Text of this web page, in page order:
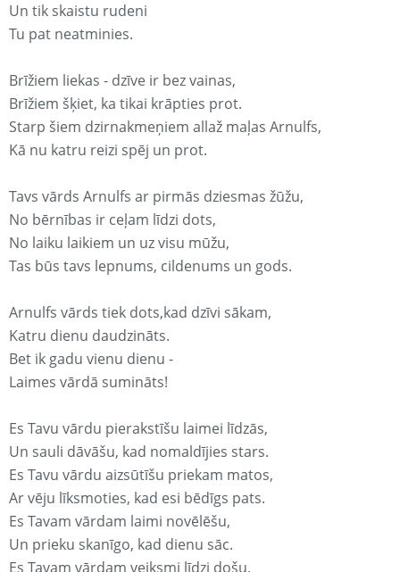
Un tik skaistu rudeni
Tu pat neatminies.
Brīžiem liekas - dzīve ir bez vainas,
Brīžiem šķiet, ka tikai krāpties prot.
Starp šiem dzirnakmeņiem allaž maļas Arnulfs,
Kā nu katru reizi spēj un prot.
Tavs vārds Arnulfs ar pirmās dziesmas žūžu,
No bērnības ir ceļam līdzi dots,
No laiku laikiem un uz visu mūžu,
Tas būs tavs lepnums, cildenums un gods.
Arnulfs vārds tiek dots,kad dzīvi sākam,
Katru dienu daudzināts.
Bet ik gadu vienu dienu -
Laimes vārdā sumināts!
Es Tavu vārdu pierakstīšu laimei līdzās,
Un sauli dāvāšu, kad nomaldījies stars.
Es Tavu vārdu aizsūtīšu priekam matos,
Ar vēju līksmoties, kad esi bēdīgs pats.
Es Tavam vārdam laimi novēlēšu,
Un prieku skanīgo, kad dienu sāc.
Es Tavam vārdam veiksmi līdzi došu,